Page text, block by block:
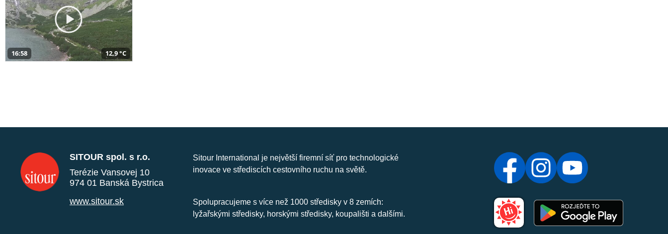
16:58 12,9 °C
SITOUR spol. s r.o.
Terézie Vansovej 10
974 01 Banská Bystrica
www.sitour.sk
Sitour International je největší firemní síť pro technologické
inovace ve střediscích cestovního ruchu na světě.
Spolupracujeme s více než 1000 středisky v 8 zemích:
lyžařskými středisky, horskými středisky, koupališti a dalšími.